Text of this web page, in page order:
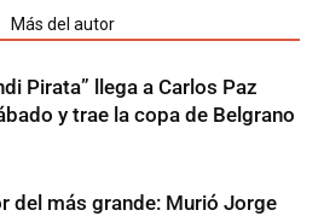
Más del autor
Pirata” llega a Carlos Paz
y trae la copa de Belgrano
del más grande: Murió Jorge